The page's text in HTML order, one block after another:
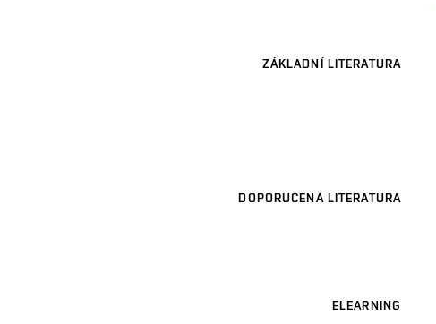
ZÁKLADNÍ LITERATURA
DOPORUČENÁ LITERATURA
ELEARNING